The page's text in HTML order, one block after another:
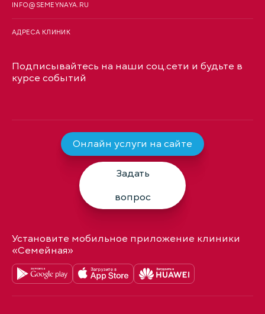
INFO@SEMEYNAYA.RU
АДРЕСА КЛИНИК
Подписывайтесь на наши соц.сети и будьте в
курсе событий
Онлайн услуги на сайте
Задать
вопрос
Установите мобильное приложение клиники
«Семейная»